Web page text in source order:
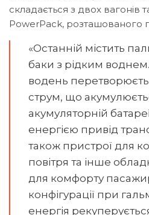
складається з двох вагонів
PowerPack, розташованого
«Останній містить
баки з рідким
водень
струм, що
акумуляторній
енергією привід
також пристрої для
повітря та інше
для комфорту
конфігурації при
енергія